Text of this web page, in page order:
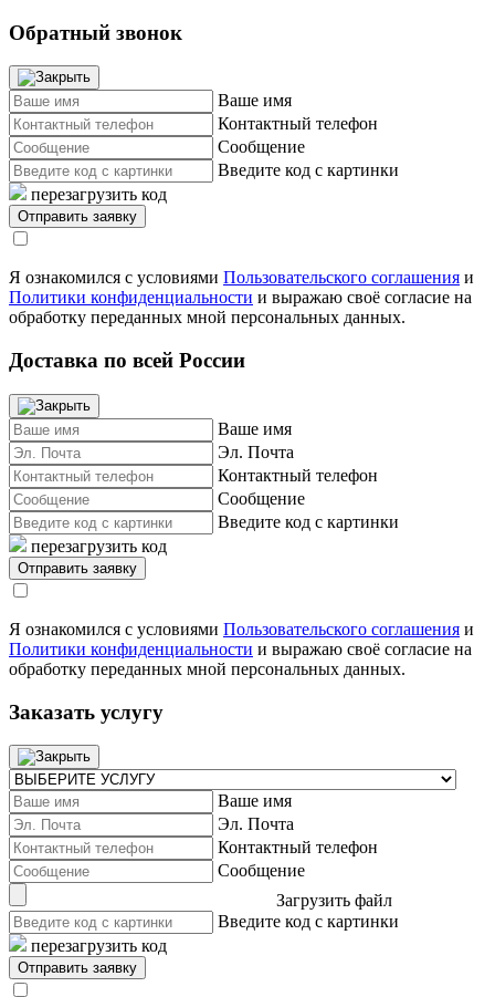
Обратный звонок
Ваше имя
Контактный телефон
Сообщение
Введите код с картинки
перезагрузить код
Я ознакомился с условиями Пользовательского соглашения и
Политики конфиденциальности и выражаю своё согласие на
обработку переданных мной персональных данных.
Доставка по всей России
Ваше имя
Эл. Почта
Контактный телефон
Сообщение
Введите код с картинки
перезагрузить код
Я ознакомился с условиями Пользовательского соглашения и
Политики конфиденциальности и выражаю своё согласие на
обработку переданных мной персональных данных.
Заказать услугу
Ваше имя
Эл. Почта
Контактный телефон
Сообщение
Загрузить файл
Введите код с картинки
перезагрузить код